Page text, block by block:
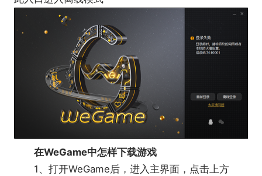
在WeGame中怎样下载游戏
1、打开WeGame后，进入主界面，点击上方